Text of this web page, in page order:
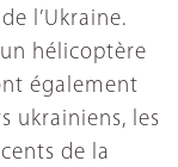
l’Ukraine.
hélicoptère
également
ukrainiens, les
de la